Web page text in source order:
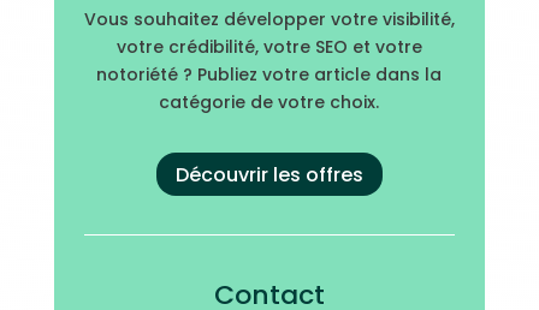
Vous souhaitez développer votre visibilité,
votre crédibilité, votre SEO et votre
notoriété ? Publiez votre article dans la
catégorie de votre choix.
Découvrir les offres
Contact